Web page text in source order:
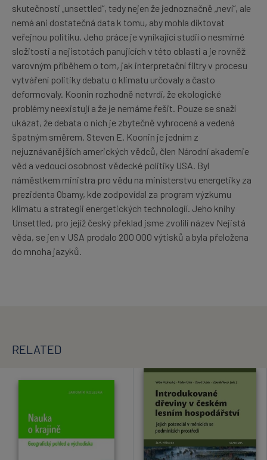
skutečnosti „unsettled“, tedy nejen že jednoznačně „neví“, ale
nemá ani dostatečná data k tomu, aby mohla diktovat
veřejnou politiku. Jeho práce je vynikající studií o nesmírné
složitosti a nejistotách panujících v této oblasti a je rovněž
varovným příběhem o tom, jak interpretační filtry v procesu
vytváření politiky debatu o klimatu určovaly a často
deformovaly. Koonin rozhodně netvrdí, že ekologické
problémy neexistují a že je nemáme řešit. Pouze se snaží
ukázat, že debata o nich je zbytečně vyhrocená a vedená
špatným směrem. Steven E. Koonin je jedním z
nejuznávanějších amerických vědců, člen Národní akademie
věd a vedoucí osobnost vědecké politiky USA. Byl
náměstkem ministra pro vědu na ministerstvu energetiky za
prezidenta Obamy, kde zodpovídal za program výzkumu
klimatu a strategii energetických technologií. Jeho knihy
Unsettled, pro jejíž český překlad jsme zvolili název Nejistá
věda, se jen v USA prodalo 200 000 výtisků a byla přeložena
do mnoha jazyků.
RELATED